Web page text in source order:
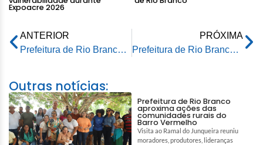
Expoacre 2026
ANTERIOR
Prefeitura de Rio Branco integra ações do Programa Cidade Empreendedora
PRÓXIMA
Prefeitura de Rio Branco integra ações do Programa Cidade Empreendedora
Outras notícias:
Prefeitura de Rio Branco
aproxima ações das
comunidades rurais do
Barro Vermelho
Visita ao Ramal do Junqueira reuniu
moradores, produtores, lideranças